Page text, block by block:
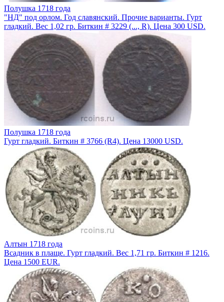
Полушка 1718 года
"НД" под орлом. Год славянский. Прочие варианты. Гурт
гладкий. Вес 1,02 гр. Биткин # 3229 (..., R). Цена 300 USD.
Полушка 1718 года
Гурт гладкий. Биткин # 3766 (R4). Цена 13000 USD.
Алтын 1718 года
Всадник в плаще. Гурт гладкий. Вес 1,71 гр. Биткин # 1216.
Цена 1500 EUR.